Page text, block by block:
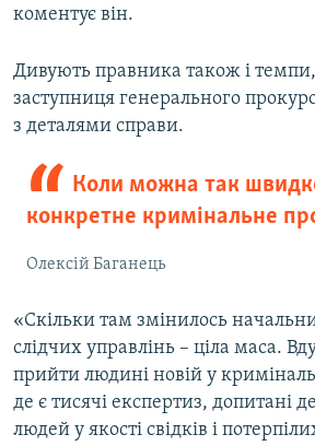
коментує він.
Дивують правника також і
заступниця генерального
з деталями справи.
Коли можна так
конкретне кримінальне
Олексій Баганець
«Скільки там змінилось
слідчих управлінь – ціла маса.
прийти людині новій у
де є тисячі експертиз, допитані
людей у якості свідків і